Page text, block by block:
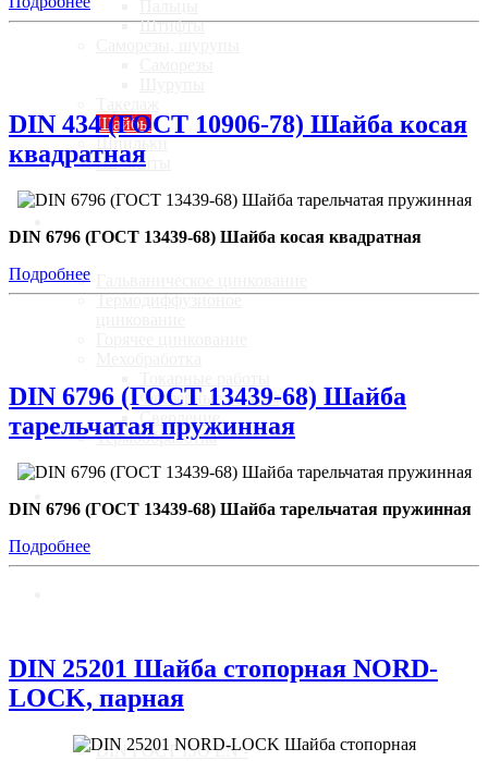
Штифты
Шайбы
Шпильки
Шплинты
Термодиффузионое
Фрезерные работы
Термообработка
Стандарты
DIN ГОСТ ISO EN -
DIN 434 (ГОСТ 10906-78) Шайба косая
квадратная
DIN 6796 (ГОСТ 13439-68) Шайба косая квадратная
Подробнее
DIN 6796 (ГОСТ 13439-68) Шайба
тарельчатая пружинная
DIN 6796 (ГОСТ 13439-68) Шайба тарельчатая пружинная
Подробнее
DIN 25201 Шайба стопорная NORD-
LOCK, парная